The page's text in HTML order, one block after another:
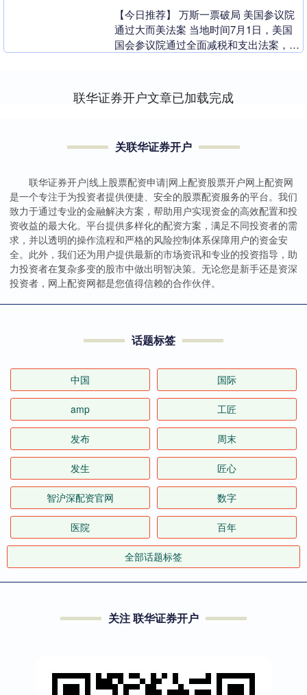
【今日推荐】 万斯一票破局 美国参议院
通过大而美法案 当地时间7月1日，美国
国会参议院通过全面减税和支出法案，并
联华证券开户文章已加载完成
关联华证券开户
联华证券开户|线上股票配资申请|网上配资股票开户网上配资网
是一个专注于为投资者提供便捷、安全的股票配资服务的平台。我们
致力于通过专业的金融解决方案，帮助用户实现资金的高效配置和投
资收益的最大化。平台提供多样化的配资方案，满足不同投资者的需
求，并以透明的操作流程和严格的风险控制体系保障用户的资金安
全。此外，我们还为用户提供最新的市场资讯和专业的投资指导，助
力投资者在复杂多变的股市中做出明智决策。无论您是新手还是资深
投资者，网上配资网都是您值得信赖的合作伙伴。
话题标签
中国 国际
amp 工匠
发布 周末
发生 匠心
智沪深配资官网 数字
医院 百年
全部话题标签
关注 联华证券开户